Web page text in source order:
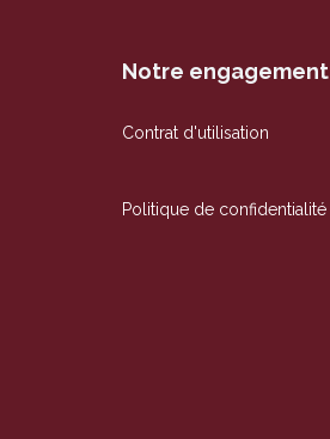
Notre engagement
Contrat d'utilisation
Politique de confidentialité